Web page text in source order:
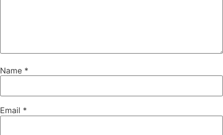
Name *
Email *